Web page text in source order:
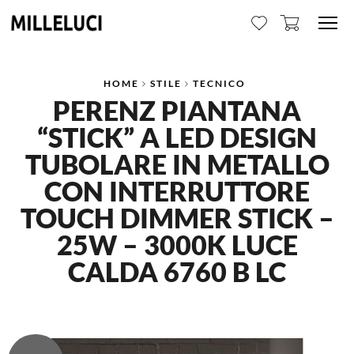
HOME STILE TECNICO
PERENZ PIANTANA
“STICK” A LED DESIGN
TUBOLARE IN METALLO
CON INTERRUTTORE
TOUCH DIMMER STICK –
25W – 3000K LUCE
CALDA 6760 B LC